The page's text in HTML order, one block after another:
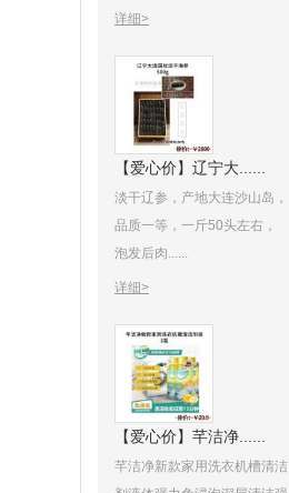
详细>
【爱心价】辽宁大......
淡干辽参，产地大连沙山岛，
品质一等，一斤50头左右，
泡发后肉......
详细>
【爱心价】芊洁净......
芊洁净新款家用洗衣机槽清洁